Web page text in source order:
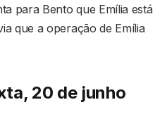
para Bento que Emília está
que a operação de Emília
20 de junho